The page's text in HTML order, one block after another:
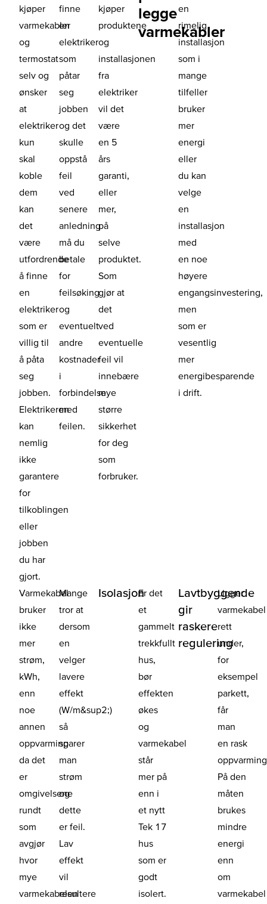
kjøper
varmekabler
og
termostat
selv og
ønsker
at
elektriker
kun
skal
koble
dem
kan
det
være
utfordrende
å finne
en
elektriker
som er
villig til
å påta
seg
jobben.
Elektrikeren
kan
nemlig
ikke
garantere
for
tilkoblingen
eller
jobben
du har
gjort.
finne
en
elektriker
som
påtar
seg
jobben
og det
skulle
oppstå
feil
ved
senere
anledning
må du
betale
for
feilsøking
og
eventuelt
andre
kostnader
i
forbindelse
med
feilen.
kjøper
produktene
og
installasjonen
fra
elektriker
vil det
være
en 5
års
garanti,
eller
mer,
på
selve
produktet.
Som
gjør at
det
ved
eventuelle
feil vil
innebære
mye
større
sikkerhet
for deg
som
forbruker.
legge
varmekabler
en
rimelig
installasjon
som i
mange
tilfeller
bruker
mer
energi
eller
du kan
velge
en
installasjon
med
en noe
høyere
engangsinvestering,
men
som er
vesentlig
mer
energibesparende
i drift.
Varmekabel
bruker
ikke
mer
strøm,
kWh,
enn
noe
annen
oppvarming
da det
er
omgivelsene
rundt
som
avgjør
hvor
mye
varmekabelen
Mange
tror at
dersom
en
velger
lavere
effekt
(W/m&sup2;)
så
sparer
man
strøm
og
dette
er feil.
Lav
effekt
vil
resultere
IsolasjonEr det
et
gammelt
trekkfullt
hus,
bør
effekten
økes
og
varmekabel
står
mer på
enn i
et nytt
Tek 17
hus
som er
godt
isolert.
Lavtbyggende
gir
raskere
regulering
Ligger
varmekabel
rett
under,
for
eksempel
parkett,
får
man
en rask
På den
måten
brukes
mindre
energi
enn
om
varmekabel